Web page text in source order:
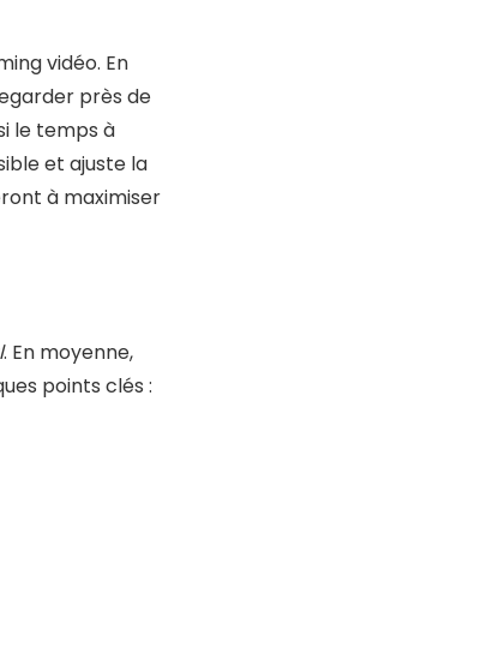
vidéo. En
près de
le temps à
et ajuste la
à maximiser
. En moyenne,
points clés :